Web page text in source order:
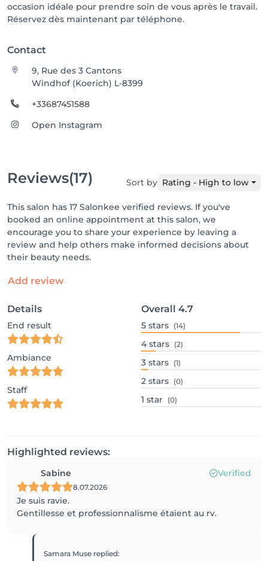
occasion idéale pour prendre soin de vous après le travail.
Réservez dès maintenant par téléphone.
Contact
9, Rue des 3 Cantons
Windhof (Koerich) L-8399
+33687451588
Open Instagram
Reviews(17) Sort by Rating - High to low
This salon has 17 Salonkee verified reviews. If you've
booked an online appointment at this salon, we
encourage you to share your experience by leaving a
review and help others make informed decisions about
their beauty needs.
Add review
Details
End result
Ambiance
Staff
Overall 4.7
5 stars (14)
4 stars (2)
3 stars (1)
2 stars (0)
1 star (0)
Highlighted reviews:
Sabine Verified
8.07.2026
Je suis ravie.
Gentillesse et professionnalisme étaient au rv.
Samara Muse replied: